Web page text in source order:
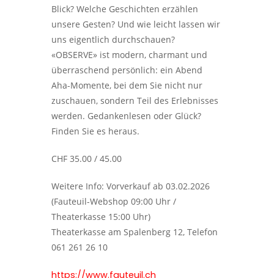
Blick? Welche Geschichten erzählen
unsere Gesten? Und wie leicht lassen wir
uns eigentlich durchschauen?
«OBSERVE» ist modern, charmant und
überraschend persönlich: ein Abend
Aha-Momente, bei dem Sie nicht nur
zuschauen, sondern Teil des Erlebnisses
werden. Gedankenlesen oder Glück?
Finden Sie es heraus.
CHF 35.00 / 45.00
Weitere Info: Vorverkauf ab 03.02.2026
(Fauteuil-Webshop 09:00 Uhr /
Theaterkasse 15:00 Uhr)
Theaterkasse am Spalenberg 12, Telefon
061 261 26 10